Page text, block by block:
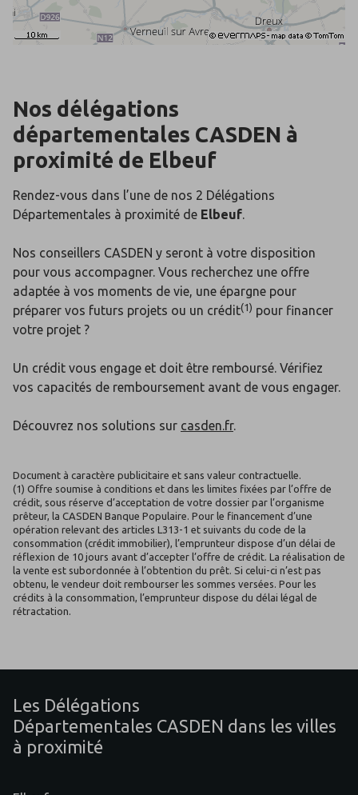
Nos délégations
départementales CASDEN à
proximité de Elbeuf
Rendez-vous dans l’une de nos 2 Délégations
Départementales à proximité de Elbeuf.
Nos conseillers CASDEN y seront à votre disposition
pour vous accompagner. Vous recherchez une offre
adaptée à vos moments de vie, une épargne pour
préparer vos futurs projets ou un crédit(1) pour financer
votre projet ?
Un crédit vous engage et doit être remboursé. Vérifiez
vos capacités de remboursement avant de vous engager.
Découvrez nos solutions sur casden.fr.
Document à caractère publicitaire et sans valeur contractuelle.
(1) Offre soumise à conditions et dans les limites fixées par l’offre de
crédit, sous réserve d’acceptation de votre dossier par l’organisme
prêteur, la CASDEN Banque Populaire. Pour le financement d’une
opération relevant des articles L313-1 et suivants du code de la
consommation (crédit immobilier), l’emprunteur dispose d’un délai de
réflexion de 10 jours avant d’accepter l’offre de crédit. La réalisation de
la vente est subordonnée à l’obtention du prêt. Si celui-ci n’est pas
obtenu, le vendeur doit rembourser les sommes versées. Pour les
crédits à la consommation, l’emprunteur dispose du délai légal de
rétractation.
Les Délégations
Départementales CASDEN dans les villes
à proximité